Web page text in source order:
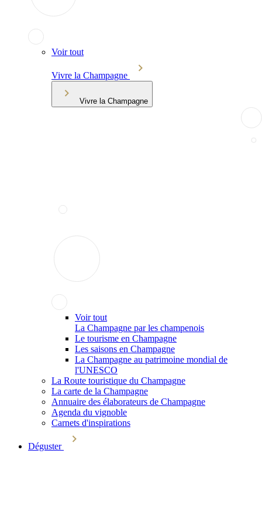
Voir tout
Vivre la Champagne
Vivre la Champagne
Voir tout
La Champagne par les champenois
Le tourisme en Champagne
Les saisons en Champagne
La Champagne au patrimoine mondial de
l'UNESCO
La Route touristique du Champagne
La carte de la Champagne
Annuaire des élaborateurs de Champagne
Agenda du vignoble
Carnets d'inspirations
Déguster